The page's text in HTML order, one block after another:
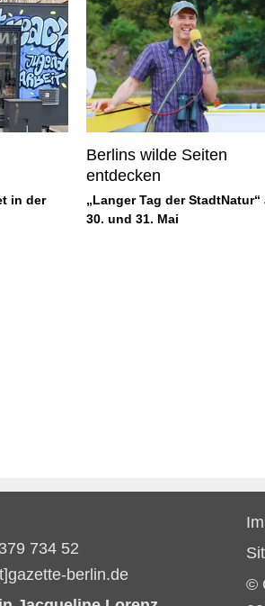
in der
Berlins wilde Seiten
entdecken
„Langer Tag der StadtNatur“
30. und 31. Mai
734 52
berlin.de
©